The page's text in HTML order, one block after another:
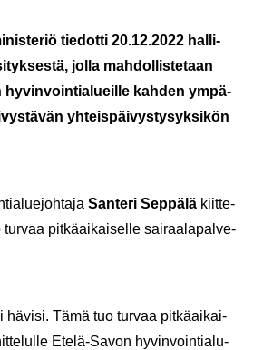
tie­dot­ti 20.12.2022 hal­li­
jolla mah­dol­lis­te­taan
hy­vin­voin­tia­lueil­le kah­den ym­pä­
yh­teis­päi­vys­ty­syk­si­kön
San­te­ri Sep­pä­lä kiit­te­
tur­vaa pit­kä­ai­kai­sel­le sai­raa­la­pal­ve­
hä­vi­si. Tämä tuo tur­vaa pit­kä­ai­kai­
Etelä-​Savon hy­vin­voin­tia­lu­